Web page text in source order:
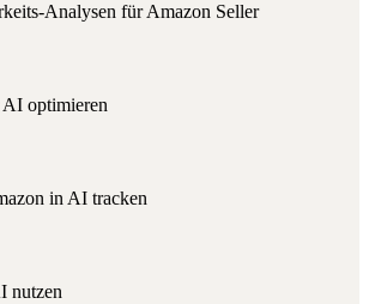
Analysen fürAmazon Seller
optimieren
in AI tracken
nutzen